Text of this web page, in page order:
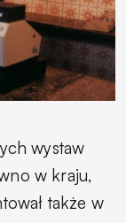
wystaw
w kraju,
także w